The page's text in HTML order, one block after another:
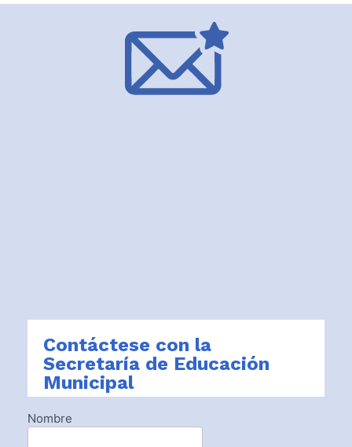
Contáctese con la
Secretaría de Educación
Municipal
Nombre
Si eres
humano,